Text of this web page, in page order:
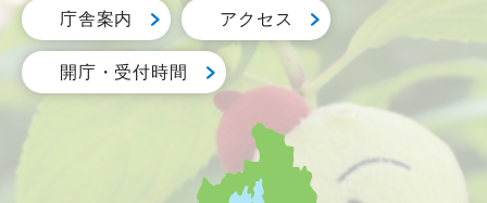
庁舎案内 アクセス
開庁・受付時間